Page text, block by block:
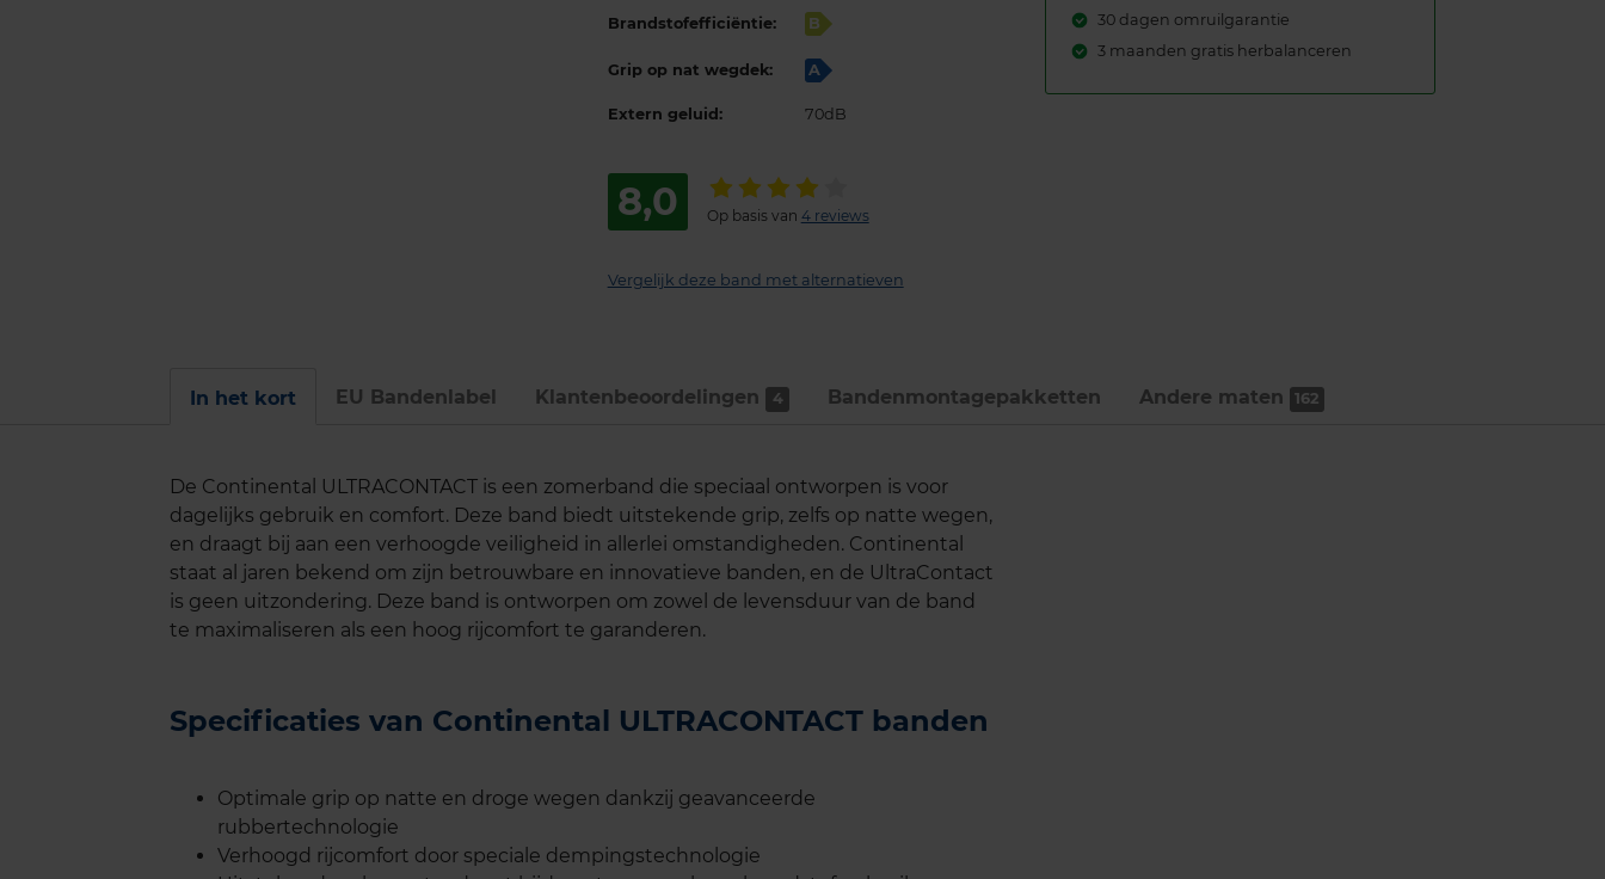
Brandstofefficiëntie: B
Grip op nat wegdek: A
Extern geluid: 70dB
8,0 Op basis van 4 reviews
Vergelijk deze band met alternatieven
30 dagen omruilgarantie
3 maanden gratis herbalanceren
In het kort EU Bandenlabel Klantenbeoordelingen 4 Bandenmontage­pakketten Andere maten 162
De Continental ULTRACONTACT is een zomerband die speciaal ontworpen is voor
dagelijks gebruik en comfort. Deze band biedt uitstekende grip, zelfs op natte wegen,
en draagt bij aan een verhoogde veiligheid in allerlei omstandigheden. Continental
staat al jaren bekend om zijn betrouwbare en innovatieve banden, en de UltraContact
is geen uitzondering. Deze band is ontworpen om zowel de levensduur van de band
te maximaliseren als een hoog rijcomfort te garanderen.
Specificaties van Continental ULTRACONTACT banden
Optimale grip op natte en droge wegen dankzij geavanceerde
rubbertechnologie
Verhoogd rijcomfort door speciale dempingstechnologie